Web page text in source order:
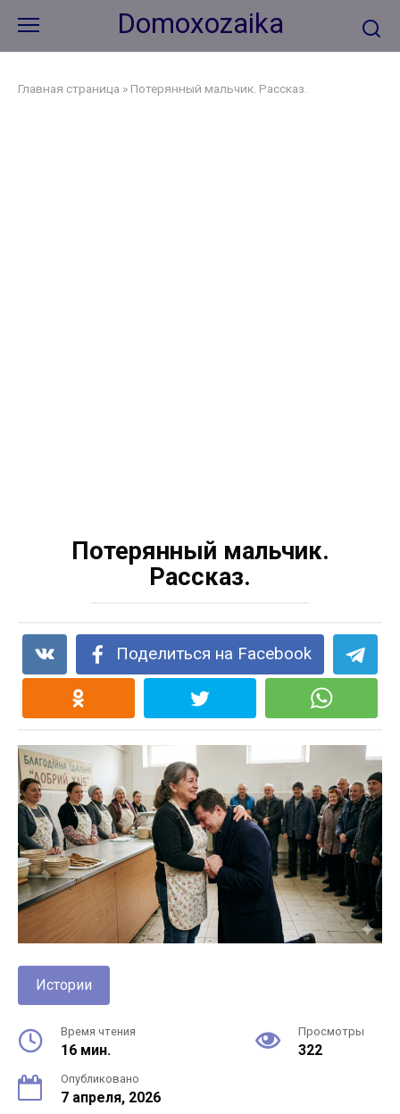
контенту
Domoxozaika
Главная страница » Потерянный мальчик. Рассказ.
Потерянный мальчик.
Рассказ.
Поделиться на Facebook
Истории
Время чтения
16 мин.
Просмотры
322
Опубликовано
7 апреля, 2026